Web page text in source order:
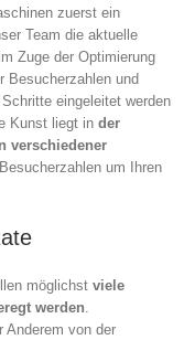
zuerst ein
Team die aktuelle
Zuge der Optimierung
Besucherzahlen und
eingeleitet werden
Kunst liegt in der
verschiedener
um Ihren
möglichst viele
werden.
Anderem von der